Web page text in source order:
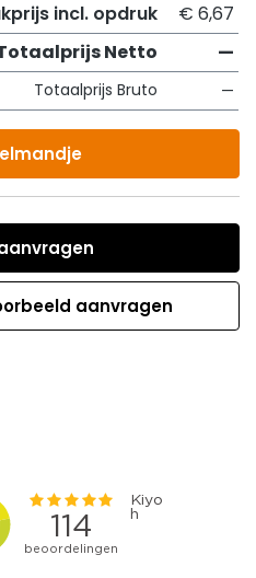
incl. opdruk
€ 6,67
Netto
—
Totaalprijs Bruto —
aanvragen